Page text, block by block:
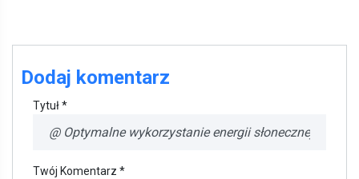
Dodaj komentarz
Tytuł *
Twój Komentarz *